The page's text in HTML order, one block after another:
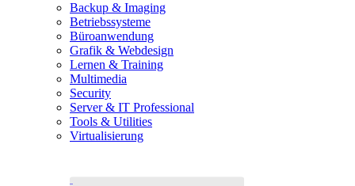
Backup & Imaging
Betriebssysteme
Büroanwendung
Grafik & Webdesign
Lernen & Training
Multimedia
Security
Server & IT Professional
Tools & Utilities
Virtualisierung